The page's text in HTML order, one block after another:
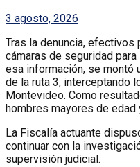
3 agosto, 2026
Tras la denuncia,
cámaras de seguridad
esa información, se montó
de la ruta 3, interceptando
Montevideo. Como
hombres mayores de edad
La Fiscalía actuante
continuar con la
supervisión judicial.